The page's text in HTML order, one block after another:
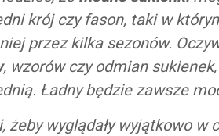
krój czy fason, taki w
przez kilka sezonów.
, wzorów czy odmian
Ładny będzie zawsze
, żeby wyglądały wyjątkowo